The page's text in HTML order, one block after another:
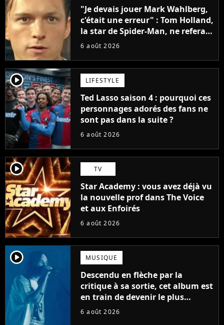
"Je devais jouer Mark Wahlberg,
c'était une erreur" : Tom Holland,
la star de Spider-Man, ne referait
pas ce blockbuster
6 août 2026
player2 LIFESTYLE
Ted Lasso saison 4 : pourquoi ces
personnages adorés des fans ne
sont pas dans la suite ?
6 août 2026
player2 TV
Star Academy : vous avez déjà vu
la nouvelle prof dans The Voice
et aux Enfoirés
6 août 2026
player2 MUSIQUE
Descendu en flèche par la
critique à sa sortie, cet album est
en train de devenir le plus
populaire de son auteur
6 août 2026